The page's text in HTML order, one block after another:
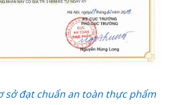
sở đạt chuẩn an toàn thực phẩm